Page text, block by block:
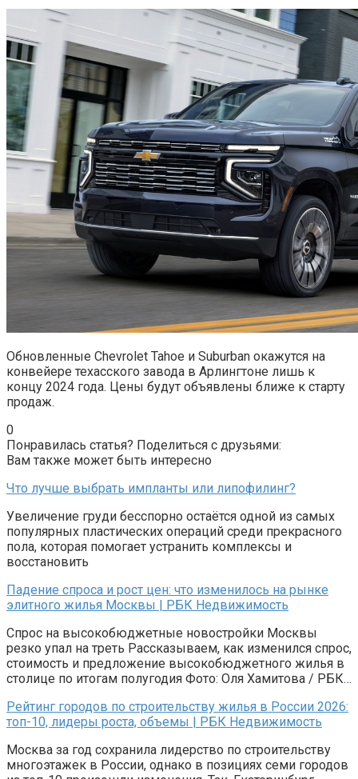
Обновленные Chevrolet Tahoe и Suburban окажутся на
конвейере техасского завода в Арлингтоне лишь к
концу 2024 года. Цены будут объявлены ближе к старту
продаж.
0
Понравилась статья? Поделиться с друзьями:
Вам также может быть интересно
Что лучше выбрать импланты или липофилинг?
Увеличение груди бесспорно остаётся одной из самых
популярных пластических операций среди прекрасного
пола, которая помогает устранить комплексы и
восстановить
Падение спроса и рост цен: что изменилось на рынке
элитного жилья Москвы | РБК Недвижимость
Спрос на высокобюджетные новостройки Москвы
резко упал на треть Рассказываем, как изменился спрос,
стоимость и предложение высокобюджетного жилья в
столице по итогам полугодия Фото: Оля Хамитова / РБК…
Рейтинг городов по строительству жилья в России 2026:
топ-10, лидеры роста, объемы | РБК Недвижимость
Москва за год сохранила лидерство по строительству
многоэтажек в России, однако в позициях семи городов